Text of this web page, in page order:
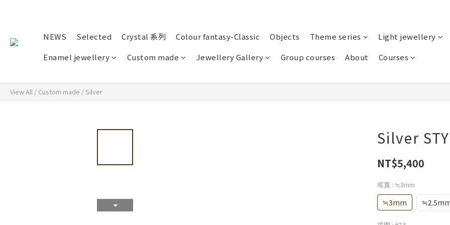
NEWS Selected Crystal 系列 Colour fantasy-Classic Objects Theme series
Light jewellery
Enamel jewellery
Custom made Jewellery Gallery Group courses About Courses
View All / Custom made /Silver
Silver
NT$5,400
戒寬 : ≒3mm
≒3mm